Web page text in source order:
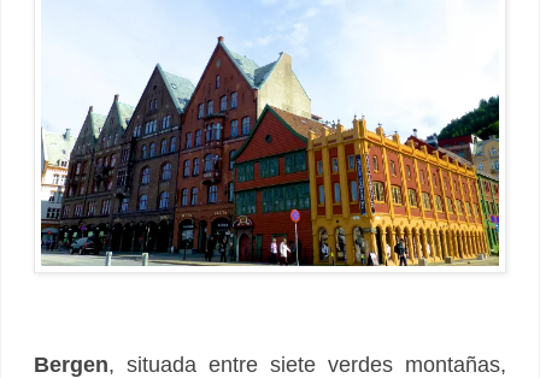
Bergen, situada entre siete verdes montañas,